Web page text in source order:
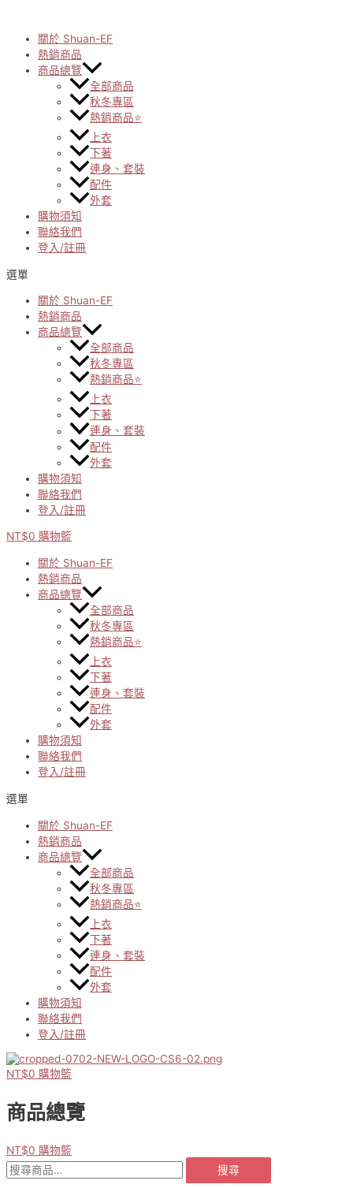
content關於 Shuan-EF
熱銷商品
商品總覽
全部商品
秋冬專區
熱銷商品⭐
上衣
下著
連身、套裝
配件
外套
購物須知
聯絡我們
登入/註冊
選單
關於 Shuan-EF
熱銷商品
商品總覽
全部商品
秋冬專區
熱銷商品⭐
上衣
下著
連身、套裝
配件
外套
購物須知
聯絡我們
登入/註冊
NT$0 購物籃
關於 Shuan-EF
熱銷商品
商品總覽
全部商品
秋冬專區
熱銷商品⭐
上衣
下著
連身、套裝
配件
外套
購物須知
聯絡我們
登入/註冊
選單
關於 Shuan-EF
熱銷商品
商品總覽
全部商品
秋冬專區
熱銷商品⭐
上衣
下著
連身、套裝
配件
外套
購物須知
聯絡我們
登入/註冊
NT$0 購物籃
商品總覽
NT$0 購物籃
搜
尋
搜尋